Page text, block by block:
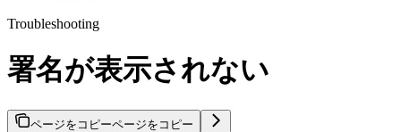
Troubleshooting
署名が表示されない
ページをコピーページをコピー